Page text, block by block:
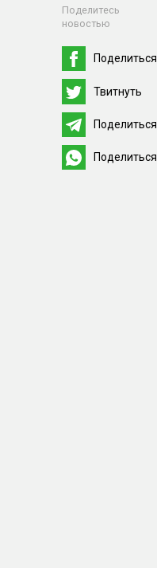
Поделитесь
новостью
Поделиться
Твитнуть
Поделиться
Поделиться